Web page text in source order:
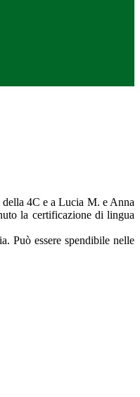
4C e a Lucia M. e Anna
la certificazione di lingua
Può essere spendibile nelle